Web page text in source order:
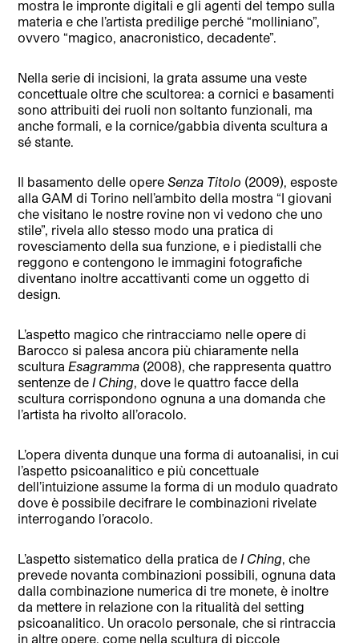
mostra le impronte digitali e gli agenti del tempo sulla
materia e che l’artista predilige perché “molliniano”,
ovvero “magico, anacronistico, decadente”.
Nella serie di incisioni, la grata assume una veste
concettuale oltre che scultorea: a cornici e basamenti
sono attribuiti dei ruoli non soltanto funzionali, ma
anche formali, e la cornice/gabbia diventa scultura a
sé stante.
Il basamento delle opereSenza Titolo (2009), esposte
alla GAM di Torino nell’ambito della mostra “I giovani
che visitano le nostre rovine non vi vedono che uno
stile”, rivela allo stesso modo una pratica di
rovesciamento della sua funzione, e i piedistalli che
reggono e contengono le immagini fotografiche
diventano inoltre accattivanti come un oggetto di
design.
L’aspetto magico che rintracciamo nelle opere di
Barocco si palesa ancora più chiaramente nella
sculturaEsagramma (2008), che rappresenta quattro
sentenze deI Ching, dove le quattro facce della
scultura corrispondono ognuna a una domanda che
l’artista ha rivolto all’oracolo.
L’opera diventa dunque una forma di autoanalisi, in cui
l’aspetto psicoanalitico e più concettuale
dell’intuizione assume la forma di un modulo quadrato
dove è possibile decifrare le combinazioni rivelate
interrogando l’oracolo.
L’aspetto sistematico della pratica deI Ching, che
prevede novanta combinazioni possibili, ognuna data
dalla combinazione numerica di tre monete, è inoltre
da mettere in relazione con la ritualità del setting
psicoanalitico. Un oracolo personale, che si rintraccia
in altre opere, come nella scultura di piccole